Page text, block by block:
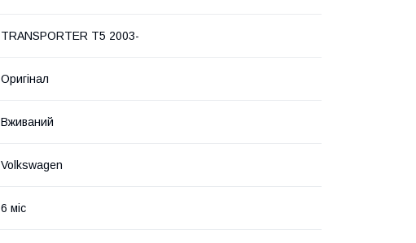
TRANSPORTER T5 2003-
Оригінал
Вживаний
Volkswagen
6 міс